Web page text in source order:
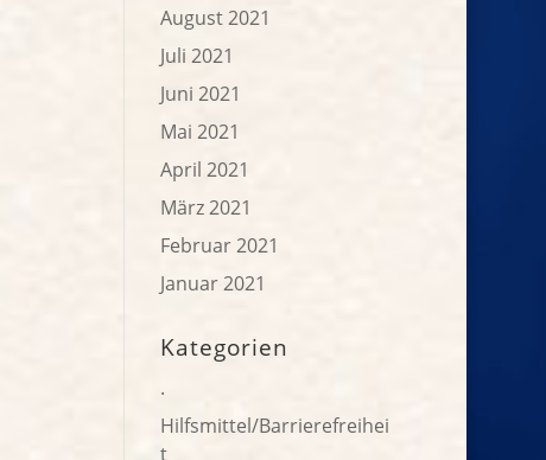
August 2021
Juli 2021
Juni 2021
Mai 2021
April 2021
März 2021
Februar 2021
Januar 2021
Kategorien
.
Hilfsmittel/Barrierefreihei
t